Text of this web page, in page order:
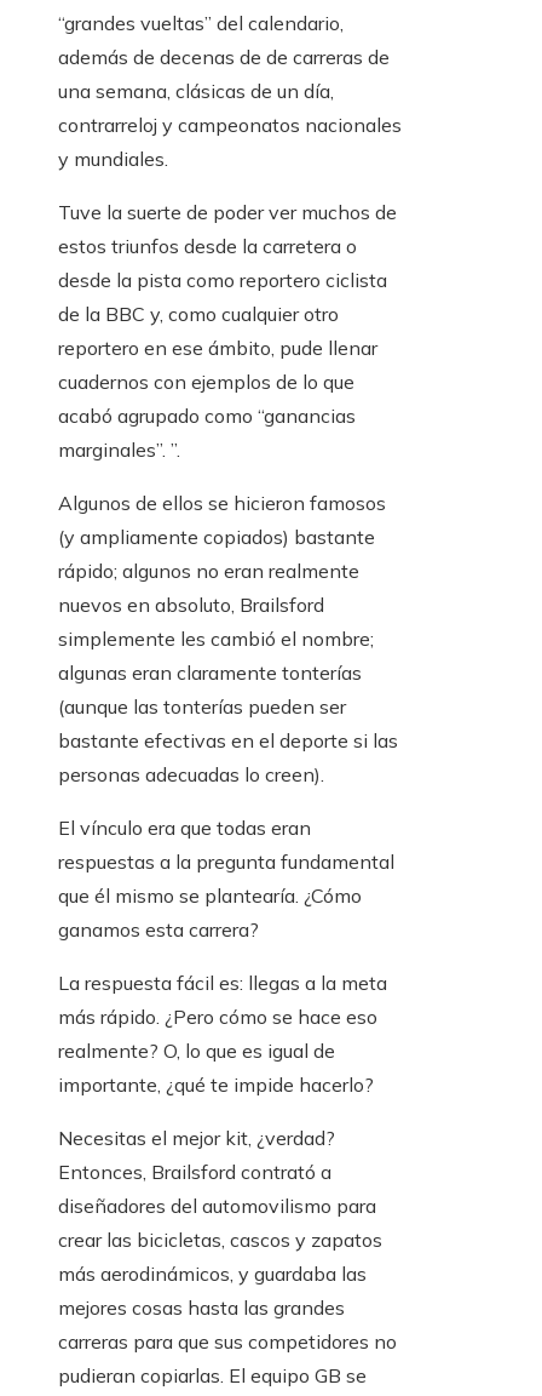
“grandes vueltas” del calendario,
además de decenas de de carreras de
una semana, clásicas de un día,
contrarreloj y campeonatos nacionales
y mundiales.
Tuve la suerte de poder ver muchos de
estos triunfos desde la carretera o
desde la pista como reportero ciclista
de la BBC y, como cualquier otro
reportero en ese ámbito, pude llenar
cuadernos con ejemplos de lo que
acabó agrupado como “ganancias
marginales”. ”.
Algunos de ellos se hicieron famosos
(y ampliamente copiados) bastante
rápido; algunos no eran realmente
nuevos en absoluto, Brailsford
simplemente les cambió el nombre;
algunas eran claramente tonterías
(aunque las tonterías pueden ser
bastante efectivas en el deporte si las
personas adecuadas lo creen).
El vínculo era que todas eran
respuestas a la pregunta fundamental
que él mismo se plantearía. ¿Cómo
ganamos esta carrera?
La respuesta fácil es: llegas a la meta
más rápido. ¿Pero cómo se hace eso
realmente? O, lo que es igual de
importante, ¿qué te impide hacerlo?
Necesitas el mejor kit, ¿verdad?
Entonces, Brailsford contrató a
diseñadores del automovilismo para
crear las bicicletas, cascos y zapatos
más aerodinámicos, y guardaba las
mejores cosas hasta las grandes
carreras para que sus competidores no
pudieran copiarlas. El equipo GB se